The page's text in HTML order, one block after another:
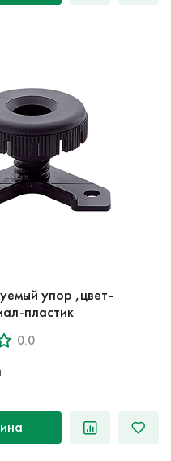
упор ,цвет-
пластик
0.0